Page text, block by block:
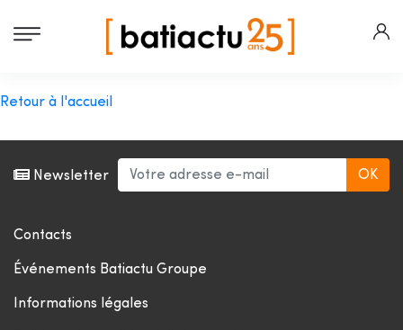
Retour à l'accueil
Newsletter
Contacts
Événements Batiactu Groupe
Informations légales